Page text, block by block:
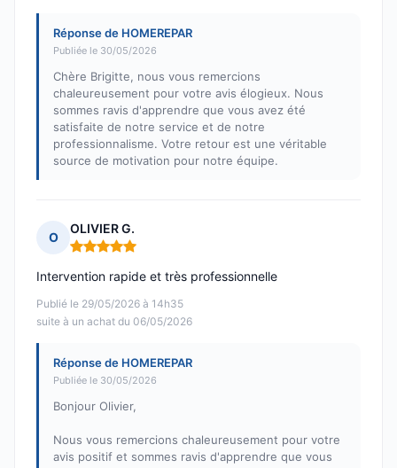
Réponse de HOMEREPAR
Publiée le 30/05/2026
Chère Brigitte, nous vous remercions
chaleureusement pour votre avis élogieux. Nous
sommes ravis d'apprendre que vous avez été
satisfaite de notre service et de notre
professionnalisme. Votre retour est une véritable
source de motivation pour notre équipe.
O
OLIVIER G.
Note : 5 sur 5
Publié le 29/05/2026 à 14h35
suite à un achat du 06/05/2026
Intervention rapide et très professionnelle
Réponse de HOMEREPAR
Publiée le 30/05/2026
Bonjour Olivier,
Nous vous remercions chaleureusement pour votre
avis positif et sommes ravis d'apprendre que vous